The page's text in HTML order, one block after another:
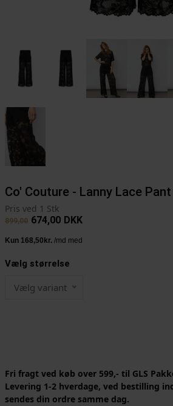
Co' Couture - Lanny Lace
Pris ved 1 Stk
899,00 674,00 DKK
Vælg størrelse
Vælg variant
Fri fragt ved køb over 599,- til GLS
Levering 1-2 hverdage, ved bestilling
sendes din ordre samme dag.